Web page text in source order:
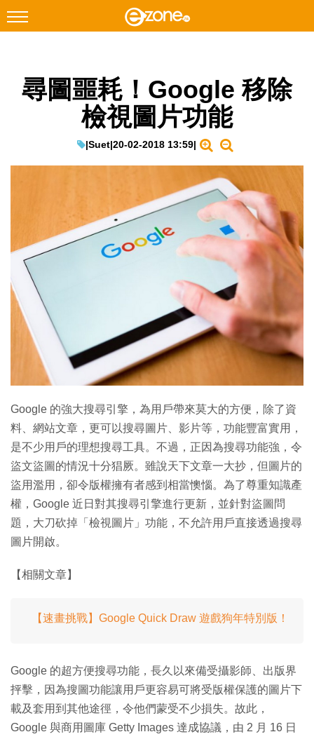
Facebook Instagram
遊戲動漫
IT Times
生成式AI與雲端應用
Enterprise Digital Transformation
特集
尋圖噩耗！Google 移除
檢視圖片功能
|Suet|20-02-2018 13:59|
Google 的強大搜尋引擎，為用戶帶來莫大的方便，除了資
料、網站文章，更可以搜尋圖片、影片等，功能豐富實用，
是不少用戶的理想搜尋工具。不過，正因為搜尋功能強，令
盜文盜圖的情況十分猖厥。雖說天下文章一大抄，但圖片的
盜用濫用，卻令版權擁有者感到相當懊惱。為了尊重知識產
權，Google 近日對其搜尋引擎進行更新，並針對盜圖問
題，大刀砍掉「檢視圖片」功能，不允許用戶直接透過搜尋
圖片開啟。
【相關文章】
【速畫挑戰】Google Quick Draw 遊戲狗年特別版！
Google 的超方便搜尋功能，長久以來備受攝影師、出版界
抨擊，因為搜圖功能讓用戶更容易可將受版權保護的圖片下
載及套用到其他途徑，令他們蒙受不少損失。故此，
Google 與商用圖庫 Getty Images 達成協議，由 2 月 16 日